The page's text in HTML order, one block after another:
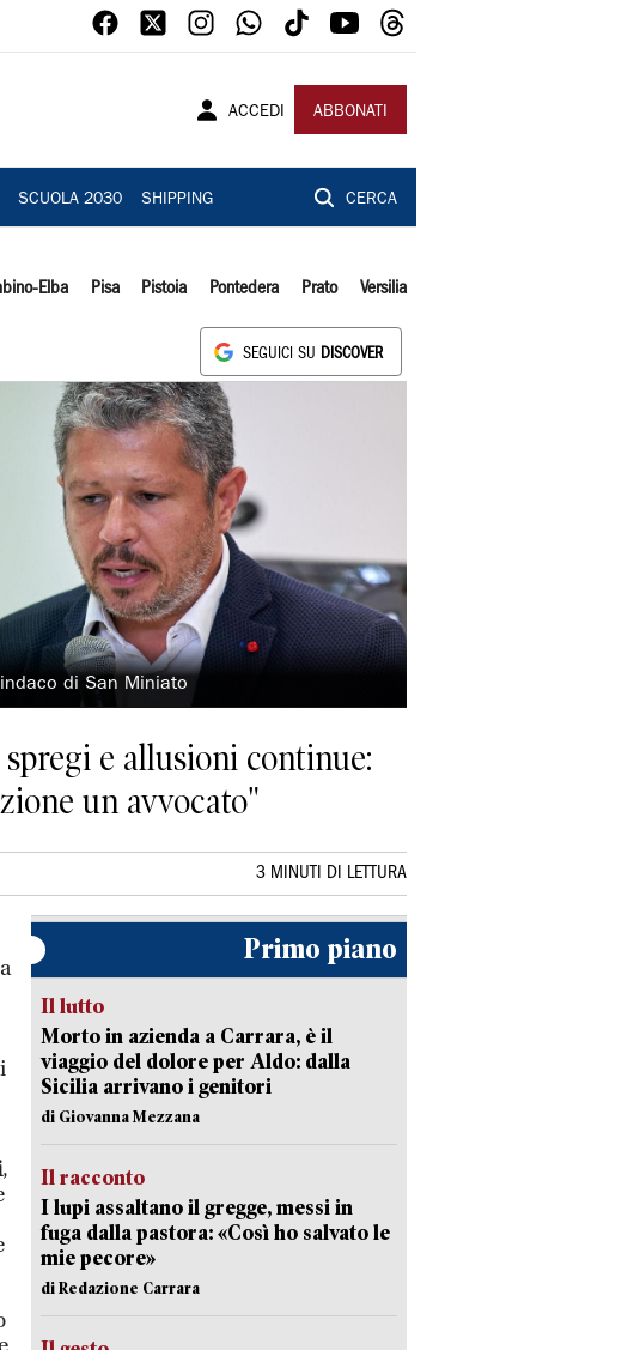
ACCEDI ABBONATI
SCUOLA 2030 SHIPPING CERCA
Elba Pisa Pistoia Pontedera Prato Versilia
SEGUICI SU DISCOVER
di San Miniato
e allusioni continue:
un avvocato"
3 MINUTI DI LETTURA
,
Primo piano
Il lutto
Morto in azienda a Carrara, è il
viaggio del dolore per Aldo: dalla
Sicilia arrivano i genitori
di Giovanna Mezzana
Il racconto
I lupi assaltano il gregge, messi in
fuga dalla pastora: «Così ho salvato le
mie pecore»
di Redazione Carrara